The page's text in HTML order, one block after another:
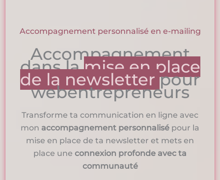
Accompagnement personnalisé en e-mailing
Accompagnement
dans lamise en place
de la newsletter pour
webentrepreneurs
Transforme ta communication en ligne avec
mon accompagnement personnalisé pour la
mise en place de ta newsletter et mets en
place une connexion profonde avec ta
communauté